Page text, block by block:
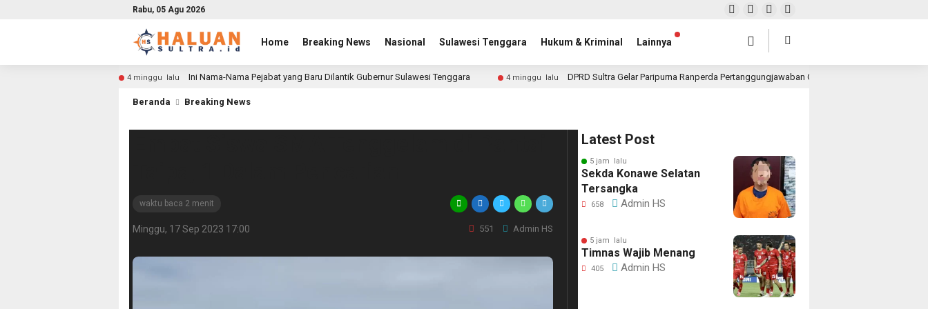
Rabu, 05 Agu 2026
Home Breaking News Nasional Sulawesi Tenggara Hukum & Kriminal Lainnya
4 minggu lalu Ini Nama-Nama Pejabat yang Baru Dilantik Gubernur Sulawesi Tenggara 4 minggu lalu DPRD Sultra Gelar Paripurna Ranperda Pertanggungjawaban Gubernur 2025, Realisasi
Beranda Breaking News
waktu baca 2 menit
Minggu, 17 Sep 2023 17:00 551 Admin HS
Latest Post
5 jam lalu
Sekda Konawe Selatan
Tersangka
658 Admin HS
5 jam lalu
Timnas Wajib Menang
405 Admin HS